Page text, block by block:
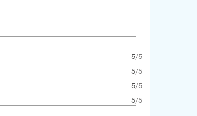
5/5
5/5
5/5
5/5